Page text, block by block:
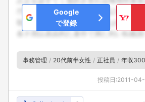
Google
で登録
事務管理 20代前半女性 正社員 年収
投稿日:2011-